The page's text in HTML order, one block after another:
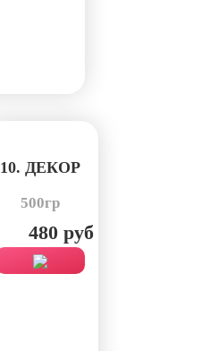
10. ДЕКОР
500гр
480 руб